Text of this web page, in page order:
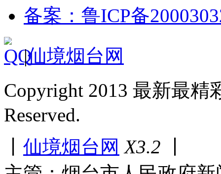
备案：鲁ICP备
|仙境烟台网
Copyright 2013 最新最
Reserved.
仙境烟台网 X3.2